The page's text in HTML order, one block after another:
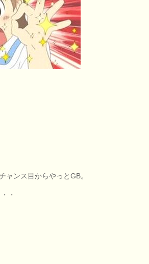
ャンス目からやっとGB。
・